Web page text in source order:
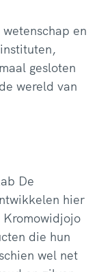
en
gesloten
wereld van
De
hier
Kromowidjojo
die hun
wel net